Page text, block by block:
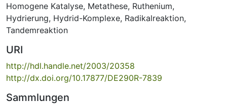
Homogene Katalyse, Metathese, Ruthenium,
Hydrierung, Hydrid-Komplexe, Radikalreaktion,
Tandemreaktion
URI
http://hdl.handle.net/2003/20358
http://dx.doi.org/10.17877/DE290R-7839
Sammlungen